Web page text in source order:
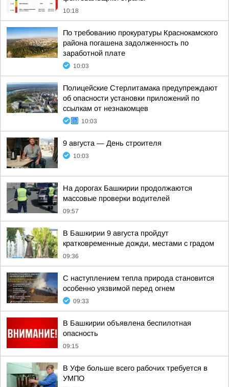
10:18
По требованию прокуратуры Краснокамского
района погашена задолженность по
заработной плате
10:03
Полицейские Стерлитамака предупреждают
об опасности установки приложений по
ссылкам от незнакомцев
10:03
9 августа — День строителя
10:03
На дорогах Башкирии продолжаются
массовые проверки водителей
09:57
В Башкирии 9 августа пройдут
кратковременные дожди, местами с градом
09:36
С наступлением тепла природа становится
особенно уязвимой перед огнем
09:33
В Башкирии объявлена беспилотная
опасность
09:15
В Уфе больше всего рабочих требуется в
УМПО